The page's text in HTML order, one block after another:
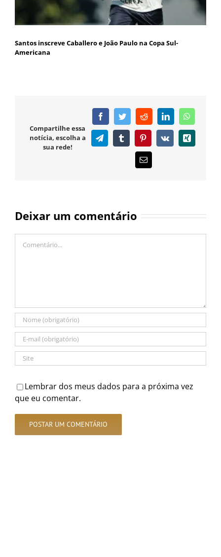
Santos inscreve Caballero e João Paulo na Copa Sul-
Americana
Compartilhe essa
notícia, escolha a
sua rede!
FacebookTwitterRedditLinkedIn
TelegramTumblr PinterestVk Xing
E-
mail
Deixar um comentário
Lembrar dos meus dados para a próxima vez
que eu comentar.